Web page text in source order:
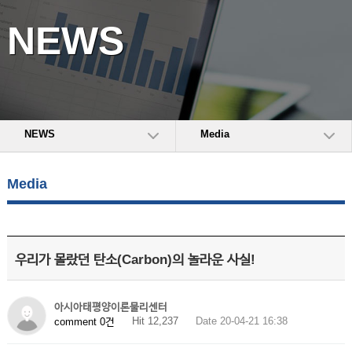
NEWS
NEWS Media
Media
우리가 몰랐던 탄소(Carbon)의 놀라운 사실!
아시아태평양이론물리센터
comment 0건
Hit 12,237 Date 20-04-21 16:38